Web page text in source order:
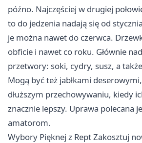
późno. Najczęściej w drugiej
to do jedzenia nadają się od
je można nawet do czerwca.
obficie i nawet co roku. Głównie
przetwory: soki, cydry, susz, a
Mogą być też jabłkami
dłuższym przechowywaniu, kiedy
znacznie lepszy. Uprawa polecana
amatorom.
Wybory Pięknej z Rept Zakosztuj